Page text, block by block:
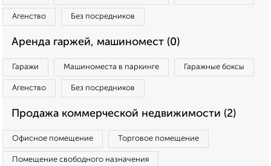
Агенство Без посредников
Аренда гаржей, машиномест (0)
Гаражи Машиноместа в паркинге Гаражные боксы
Агенство Без посредников
Продажа коммерческой недвижимости (2)
Офисное помещение Торговое помещение
Помещение свободного назначения